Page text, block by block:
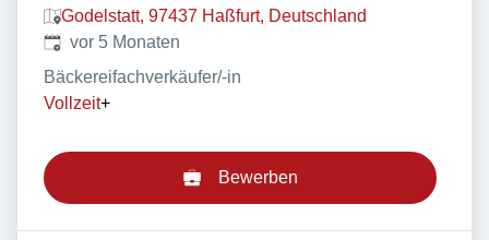
Godelstatt, 97437 Haßfurt, Deutschland
Veröffentlicht:
vor 5 Monaten
Bäckereifachverkäufer/-in
Vollzeit+
Bewerben